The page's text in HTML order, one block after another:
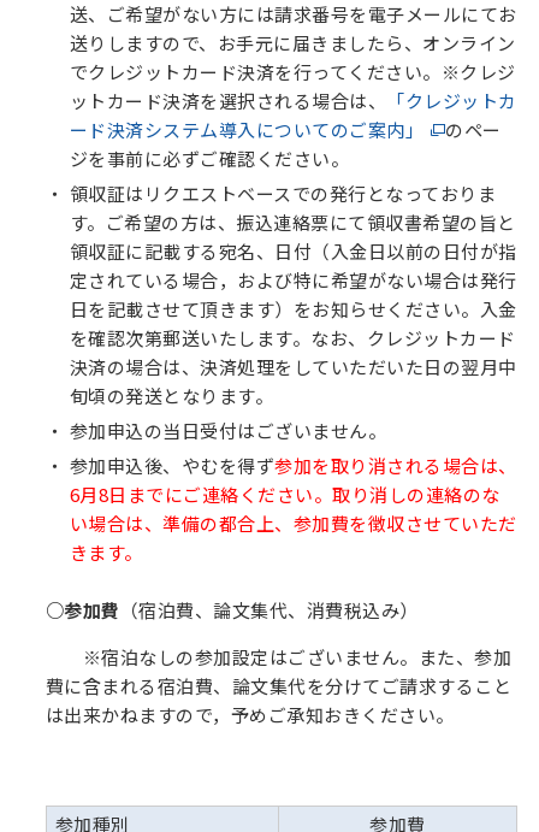
送、ご希望がない方には請求番号を電子メールにてお
送りしますので、お手元に届きましたら、オンライン
でクレジットカード決済を行ってください。※クレジ
ットカード決済を選択される場合は、
「クレジットカ
ード決済システム導入についてのご案内」
のペー
ジを事前に必ずご確認ください。
領収証はリクエストベースでの発行となっておりま
す。ご希望の方は、振込連絡票にて領収書希望の旨と
領収証に記載する宛名、日付（入金日以前の日付が指
定されている場合，および特に希望がない場合は発行
日を記載させて頂きます）をお知らせください。入金
を確認次第郵送いたします。なお、クレジットカード
決済の場合は、決済処理をしていただいた日の翌月中
旬頃の発送となります。
参加申込の当日受付はございません。
参加申込後、やむを得ず参加を取り消される場合は、
6月8日までにご連絡ください。取り消しの連絡のな
い場合は、準備の都合上、参加費を徴収させていただ
きます。
○参加費 （宿泊費、論文集代、消費税込み）
※宿泊なしの参加設定はございません。また、参加
費に含まれる宿泊費、論文集代を分けてご請求すること
は出来かねますので，予めご承知おきください。
参加種別 参加費